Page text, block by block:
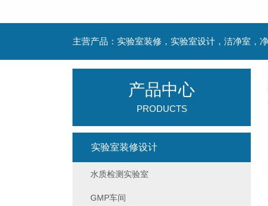
产品中心
PRODUCTS
实验室装修设计
水质检测实验室
GMP车间